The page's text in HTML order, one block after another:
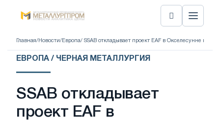
Главная/ Новости/ Европа/ SSAB откладывает проект EAF в Окселесунне из-
ЕВРОПА / ЧЕРНАЯ МЕТАЛЛУРГИЯ
SSAB откладывает
проект EAF в